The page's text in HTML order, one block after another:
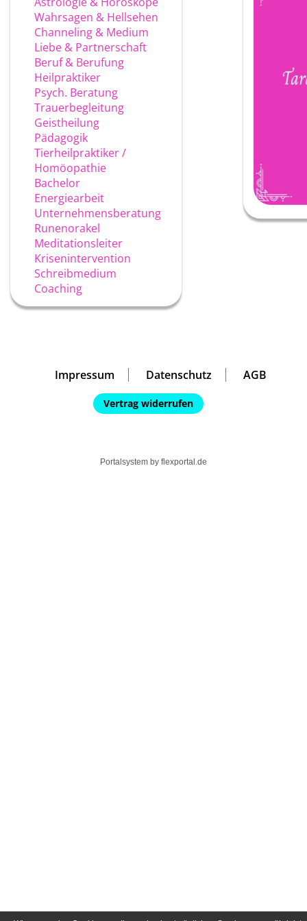
Wahrsagen & Hellsehen
Channeling & Medium
Liebe & Partnerschaft
Beruf & Berufung
Heilpraktiker
Psych. Beratung
Trauerbegleitung
Geistheilung
Pädagogik
Tierheilpraktiker /
Homöopathie
Bachelor
Energiearbeit
Unternehmensberatung
Runenorakel
Meditationsleiter
Krisenintervention
Schreibmedium
Coaching
Impressum Datenschutz AGB
Vertrag widerrufen
Portalsystem by flexportal.de